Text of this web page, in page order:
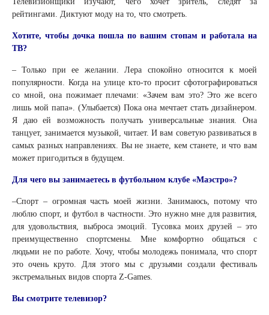
рейтингами. Диктуют моду на то, что смотреть.
Хотите, чтобы дочка пошла по вашим стопам и работала на
ТВ?
– Только при ее желании. Лера спокойно относится к моей
популярности. Когда на улице кто-то просит сфотографироваться
со мной, она пожимает плечами: «Зачем вам это? Это же всего
лишь мой папа». (Улыбается) Пока она мечтает стать дизайнером.
Я даю ей возможность получать универсальные знания. Она
танцует, занимается музыкой, читает. И вам советую развиваться в
самых разных направлениях. Вы не знаете, кем станете, и что вам
может пригодиться в будущем.
Для чего вы занимаетесь в футбольном клубе «Маэстро»?
–Спорт – огромная часть моей жизни. Занимаюсь, потому что
люблю спорт, и футбол в частности. Это нужно мне для развития,
для удовольствия, выброса эмоций. Тусовка моих друзей – это
преимущественно спортсмены. Мне комфортно общаться с
людьми не по работе. Хочу, чтобы молодежь понимала, что спорт
это очень круто. Для этого мы с друзьями создали фестиваль
экстремальных видов спорта Z-Games.
Вы смотрите телевизор?